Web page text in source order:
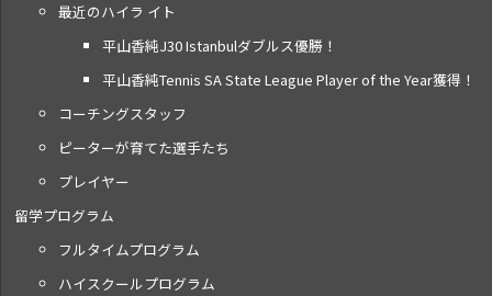
最近のハイラ イト
平山香純J30 Istanbulダブルス優勝！
平山香純Tennis SA State League Player of the Year獲得！
コーチングスタッフ
ピーターが育てた選手たち
プレイヤー
留学プログラム
フルタイムプログラム
ハイスクールプログラム